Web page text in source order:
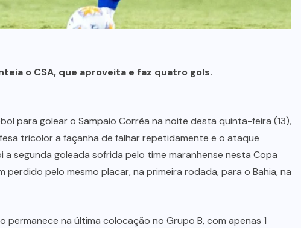
o CSA, que aproveita e faz quatro gols.
para golear o Sampaio Corrêa na noite desta quinta-feira (13),
tricolor a façanha de falhar repetidamente e o ataque
segunda goleada sofrida pelo time maranhense nesta Copa
pelo mesmo placar, na primeira rodada, para o Bahia, na
permanece na última colocação no Grupo B, com apenas 1